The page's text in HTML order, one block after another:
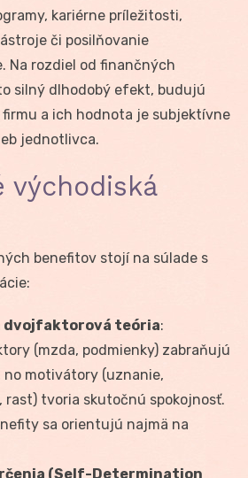
kariérne príležitosti,
či posilňovanie
Na rozdiel od finančných
silný dlhodobý efekt, budujú
a ich hodnota je subjektívne
jednotlivca.
východiská
benefitov stojí na súlade s
dvojfaktorová teória:
(mzda, podmienky) zabraňujú
no motivátory (uznanie,
rast) tvoria skutočnú spokojnosť.
sa orientujú najmä na
(Self-Determination